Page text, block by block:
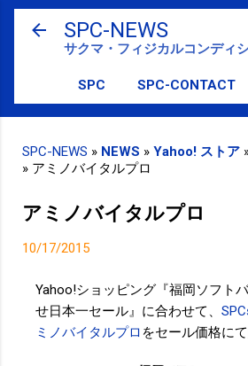
スキップしてメイン コンテ
SPC-NEWS
サクマ・フィジカルコンディ
SPC SPC-CONTACT
SPC-NEWS » NEWS » Yahoo! ストア
» アミノバイタルプロ
アミノバイタルプロ
10/17/2015
Yahoo!ショッピング『福岡ソフト
せ日本一セール』に合わせて、
ミノバイタルプロ をセール価格に